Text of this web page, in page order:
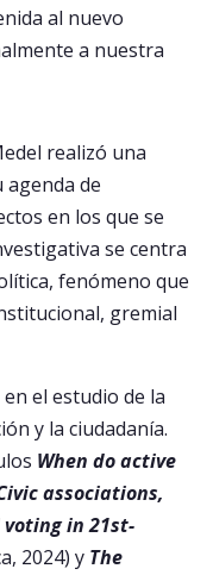
al nuevo
a nuestra
realizó una
agenda de
en los que se
se centra
fenómeno que
gremial
el estudio de la
y la ciudadanía.
When do active
associations,
in 21st-
2024) y The